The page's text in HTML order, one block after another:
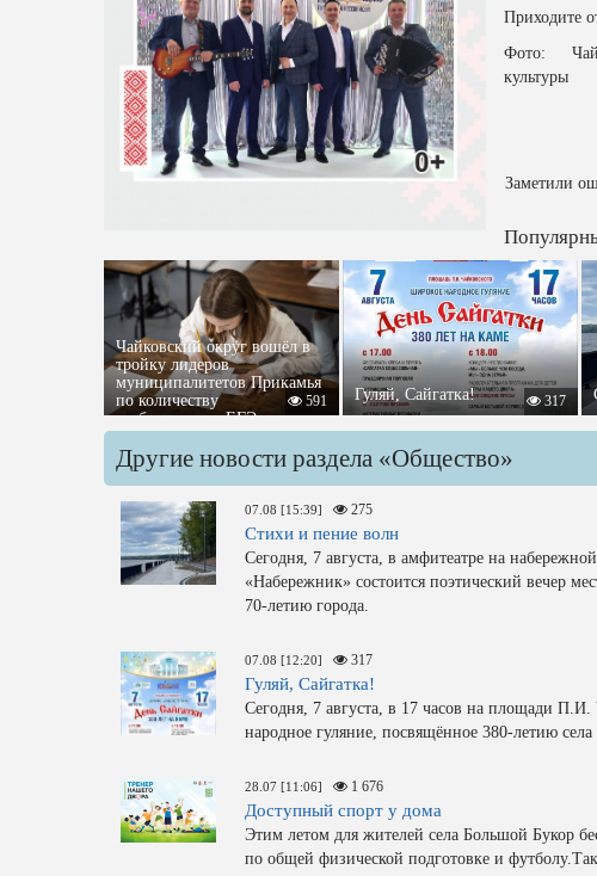
Приходите
Фото:
культуры
Заметили
Чайковский округ вошёл в
тройку лидеров
муниципалитетов Прикамья
по количеству
стобалльников ЕГЭ
591 Гуляй, Сайгатка! 317
Другие новости раздела «Общество»
07.08 [15:39] 275
Стихи и пение волн
Сегодня, 7 августа, в амфитеатре на
«Набережник» состоится поэтический вечер
70-летию города.
07.08 [12:20] 317
Гуляй, Сайгатка!
Сегодня, 7 августа, в 17 часов на площади П.И.
народное гуляние, посвящённое 380-летию села
28.07 [11:06] 1 676
Доступный спорт у дома
Этим летом для жителей села Большой Букор
по общей физической подготовке и